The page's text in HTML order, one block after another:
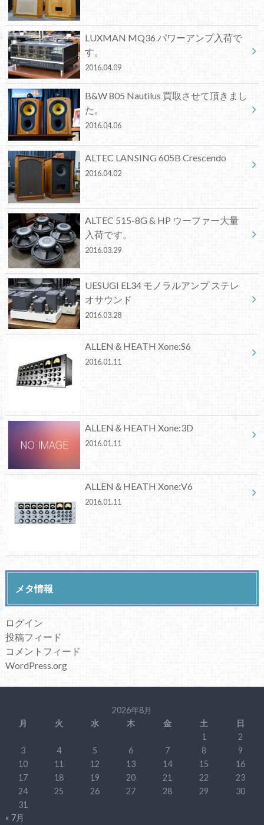
LUXMAN MQ36 パワーアンプ入荷で
す。
2016.04.09
B&W 805 Nautilus 買取させて頂きまし
た。
2016.04.06
ALTEC LANSING 605B Crescendo
2016.04.02
ALTEC 515-8G & HP ウーファー大量
入荷です。
2016.03.29
UESUGI EL34 モノラルアンプ ステレ
オサウンド
2016.03.28
ALLEN＆HEATH Xone:S6
2016.01.11
ALLEN＆HEATH Xone:3D
2016.01.11
ALLEN＆HEATH Xone:V6
2016.01.11
メタ情報
ログイン
投稿フィード
コメントフィード
WordPress.org
2026年8月
月
火 水 木 金 土
日
1
2
3
4 5 6 7 8
9
10
11 12 13 14 15
16
17
18 19 20 21 22
23
24
25 26 27 28 29
30
31
« 7月